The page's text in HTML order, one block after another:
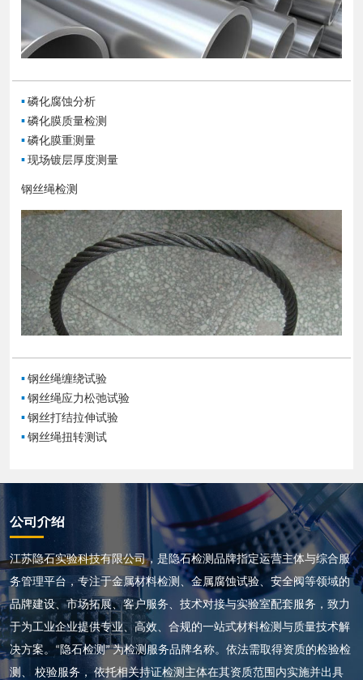
▪ 磷化腐蚀分析
▪ 磷化膜质量检测
▪ 磷化膜重测量
▪ 现场镀层厚度测量
钢丝绳检测
▪ 钢丝绳缠绕试验
▪ 钢丝绳应力松弛试验
▪ 钢丝打结拉伸试验
▪ 钢丝绳扭转测试
公司介绍
江苏隐石实验科技有限公司，是隐石检测品牌指定运营主体与综合服
务管理平台，专注于金属材料检测、金属腐蚀试验、安全阀等领域的
品牌建设、市场拓展、客户服务、技术对接与实验室配套服务，致力
于为工业企业提供专业、高效、合规的一站式材料检测与质量技术解
决方案。“隐石检测” 为检测服务品牌名称。依法需取得资质的检验检
测、 校验服务， 依托相关持证检测主体在其资质范围内实施并出具